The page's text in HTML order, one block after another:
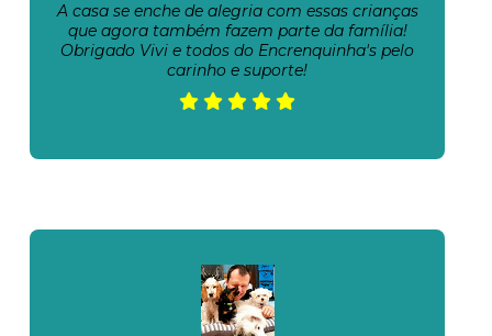
A casa se enche de alegria com essas crianças
que agora também fazem parte da família!
Obrigado Vivi e todos do Encrenquinha's pelo
carinho e suporte!